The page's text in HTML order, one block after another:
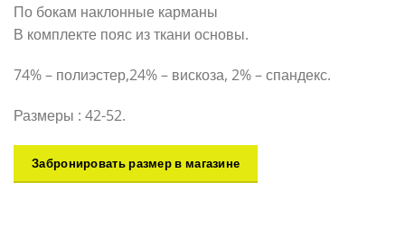
По бокам наклонные карманы
В комплекте пояс из ткани основы.
74% – полиэстер,24% – вискоза, 2% – спандекс.
Размеры : 42-52.
Забронировать размер в магазине